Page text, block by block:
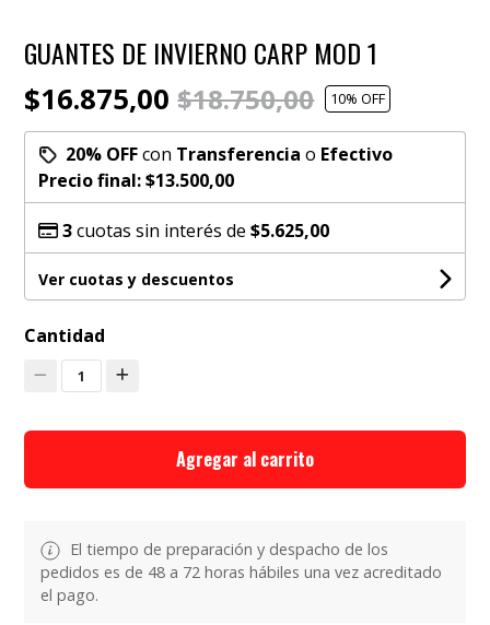
GUANTES DE INVIERNO CARP MOD 1
$16.875,00$18.750,00 10% OFF
20% OFFcon Transferencia o Efectivo
Precio final:$13.500,00
3cuotas sin interés de$5.625,00
Ver cuotas y descuentos
Cantidad
1
Agregar al carrito
El tiempo de preparación y despacho de los
pedidos es de 48 a 72 horas hábiles una vez acreditado
el pago.